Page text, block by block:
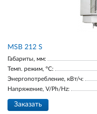
MSB 212 S
Габариты, мм:
Темп. режим, °С:
Энергопотребление, кВт/ч:
Напряжение, V/Ph/Hz:
Заказать